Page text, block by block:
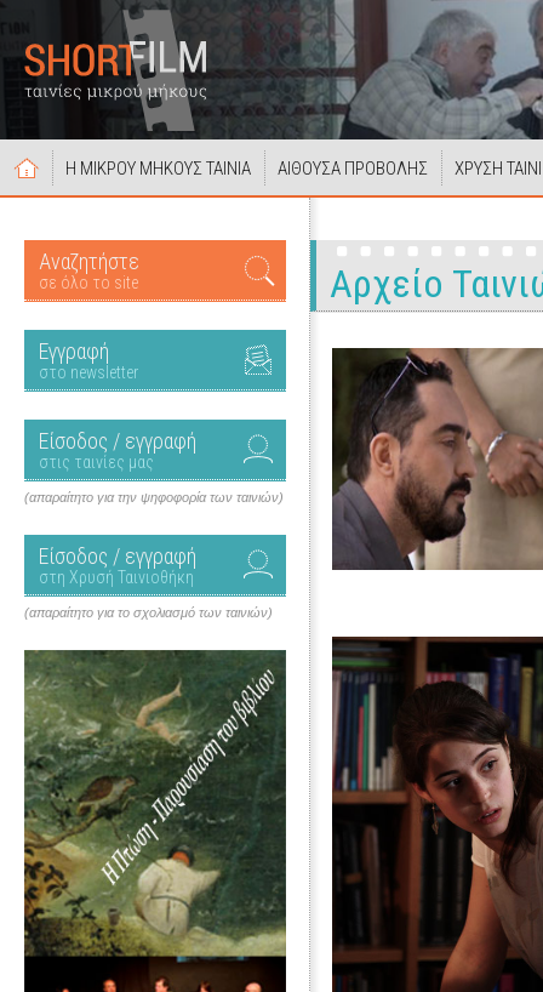
Η ΜΙΚΡΟΥ ΜΗΚΟΥΣ ΤΑΙΝΙΑ ΑΙΘΟΥΣΑ ΠΡΟΒΟΛΗΣ ΧΡΥΣΗ
Αναζητήστε
σε όλο το site
Εγγραφή
στο newsletter
Είσοδος / εγγραφή
στις ταινίες μας
(απαραίτητο για την ψηφοφορία των ταινιών)
Είσοδος / εγγραφή
στη Χρυσή Ταινιοθήκη
(απαραίτητο για το σχολιασμό των ταινιών)
Αρχείο